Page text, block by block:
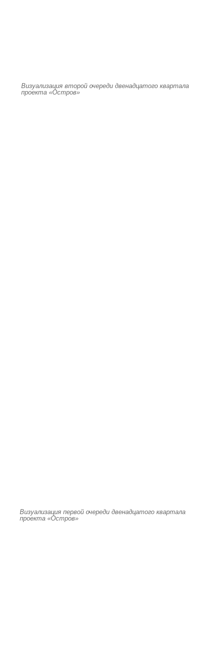
Визуализация второй очереди двенадцатого квартала
проекта «Остров»
Визуализация первой очереди двенадцатого квартала
проекта «Остров»